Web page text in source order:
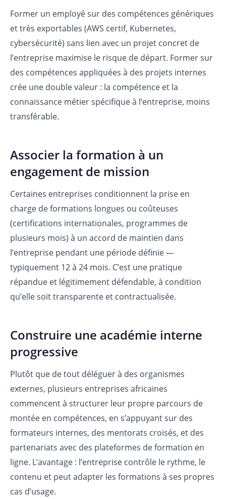
Former un employé sur des compétences génériques
et très exportables (AWS certif, Kubernetes,
cybersécurité) sans lien avec un projet concret de
l’entreprise maximise le risque de départ. Former sur
des compétences appliquées à des projets internes
crée une double valeur : la compétence et la
connaissance métier spécifique à l’entreprise, moins
transférable.
Associer la formation à un
engagement de mission
Certaines entreprises conditionnent la prise en
charge de formations longues ou coûteuses
(certifications internationales, programmes de
plusieurs mois) à un accord de maintien dans
l’entreprise pendant une période définie —
typiquement 12 à 24 mois. C’est une pratique
répandue et légitimement défendable, à condition
qu’elle soit transparente et contractualisée.
Construire une académie interne
progressive
Plutôt que de tout déléguer à des organismes
externes, plusieurs entreprises africaines
commencent à structurer leur propre parcours de
montée en compétences, en s’appuyant sur des
formateurs internes, des mentorats croisés, et des
partenariats avec des plateformes de formation en
ligne. L’avantage : l’entreprise contrôle le rythme, le
contenu et peut adapter les formations à ses propres
cas d’usage.